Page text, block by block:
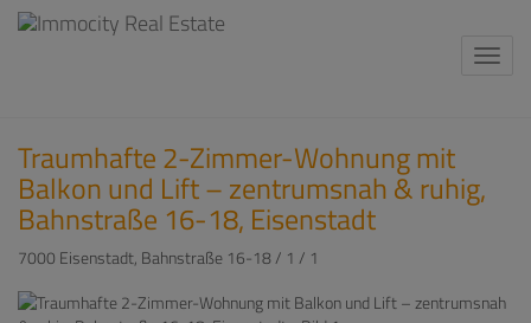
Traumhafte 2-Zimmer-Wohnung mit
Balkon und Lift – zentrumsnah & ruhig,
Bahnstraße 16-18, Eisenstadt
7000 Eisenstadt, Bahnstraße 16-18 / 1 / 1